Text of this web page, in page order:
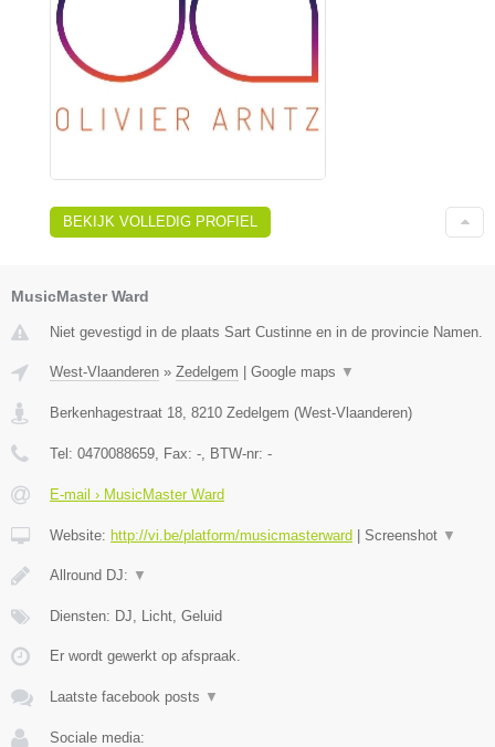
BEKIJK VOLLEDIG PROFIEL
MusicMaster Ward
Niet gevestigd in de plaats Sart Custinne en in de provincie Namen.
West-Vlaanderen » Zedelgem | Google maps ▼
Berkenhagestraat 18 8210 Zedelgem (West-Vlaanderen)
Tel: 0470088659 , Fax: - , BTW-nr: -
E-mail › MusicMaster Ward
Website: http://vi.be/platform/musicmasterward | Screenshot ▼
Allround DJ: ▼
Diensten: DJ, Licht, Geluid
Er wordt gewerkt op afspraak.
Laatste facebook posts ▼
Sociale media: